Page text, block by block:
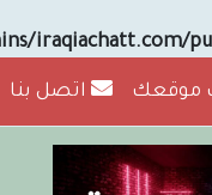
iraqiachatt.com/
موقعك اتصل بنا